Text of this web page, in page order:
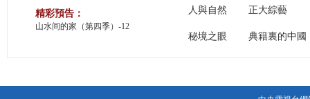
精彩預告：
山水间的家（第四季）-12
人與自然 正大綜藝
秘境之眼 典籍裏的中國